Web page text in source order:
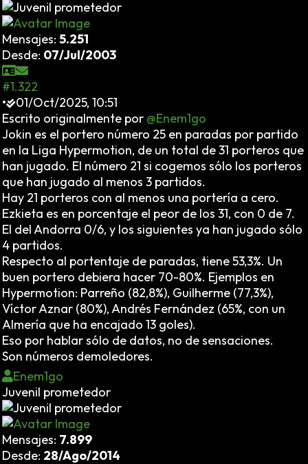
Mensajes: 5.251
Desde: 07/Jul/2003
#1.322
•
01/Oct/2025, 10:51
Escrito originalmente por @Enem1go
Jokin es el portero número 25 en paradas por partido
en la Liga Hypermotion, de un total de 31 porteros que
han jugado. El número 21 si cogemos sólo los porteros
que han jugado al menos 3 partidos.
Hay 21 porteros con al menos una portería a cero.
Ezkieta es en porcentaje el peor de los 31, con 0 de 7.
El del Andorra 0/6, y los siguientes ya han jugado sólo
4 partidos.
Respecto al portentaje de paradas, tiene 53,3%. Un
buen portero debiera hacer 70-80%. Ejemplos en
Hypermotion: Parreño (82,8%), Guilherme (77,3%),
Víctor Aznar (80%), Andrés Fernández (65%, con un
Almería que ha encajado 13 goles).
Eso por hablar sólo de datos, no de sensaciones.
Son números demoledores.
Enem1go
Juvenil prometedor
Mensajes: 7.899
Desde: 28/Ago/2014